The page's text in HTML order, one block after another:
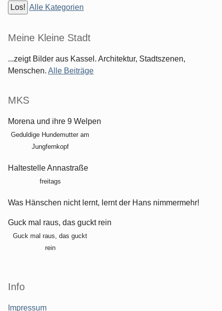
Alle Kategorien
Meine Kleine Stadt
...zeigt Bilder aus Kassel. Architektur, Stadtszenen,
Menschen. Alle Beiträge
MKS
Morena und ihre 9 Welpen
Geduldige Hundemutter am
Jungfernkopf
Haltestelle Annastraße
freitags
Was Hänschen nicht lernt, lernt der Hans nimmermehr!
Guck mal raus, das guckt rein
Guck mal raus, das guckt
rein
Info
Impressum